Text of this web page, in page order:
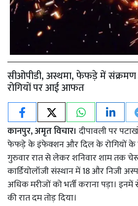
सीओपीडी, अस्थमा, फेफड़े में
रोगियों पर आई आफत
कानपुर, अमृत विचार। दीपावली पर
फेफड़े के इंफेक्शन और दिल के रोगियों के
गुरुवार रात से लेकर शनिवार शाम तक
कार्डियोलॉजी संस्थान में 18 और निजी
अधिक मरीजों को भर्ती कराना पड़ा।
की रात दम तोड़ दिया।